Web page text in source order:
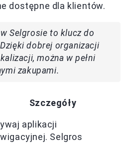
dostępne dla klientów.
Selgrosie to klucz do
dobrej organizacji
można w pełni
zakupami.
Szczegóły
aplikacji
Selgros